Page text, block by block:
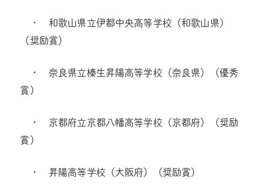
・ 和歌山県立伊都中央高等学校（和歌山県）
（奨励賞）
・ 奈良県立榛生昇陽高等学校（奈良県）（優秀
賞）
・ 京都府立京都八幡高等学校（京都府）（奨励
賞）
・ 昇陽高等学校（大阪府）（奨励賞）